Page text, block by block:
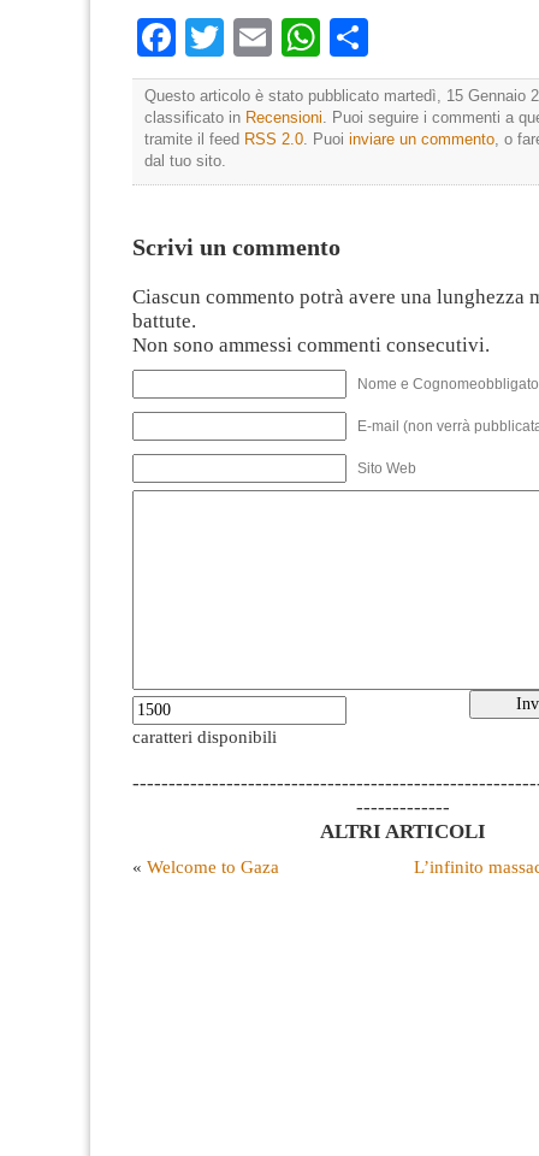
Facebook
TwitterEmailWhatsApp
Questo articolo è stato pubblicato martedì, 15 Gennaio
classificato in Recensioni. Puoi seguire i commenti a
tramite il feed RSS 2.0. Puoi inviare un commento, o
dal tuo sito.
Scrivi un commento
Ciascun commento potrà avere una lunghezza
battute.
Non sono ammessi commenti consecutivi.
Nome e
E-mail (non verrà
Sito Web
caratteri disponibili
-------------
ALTRI ARTICOLI
« Welcome to Gaza L’infinito